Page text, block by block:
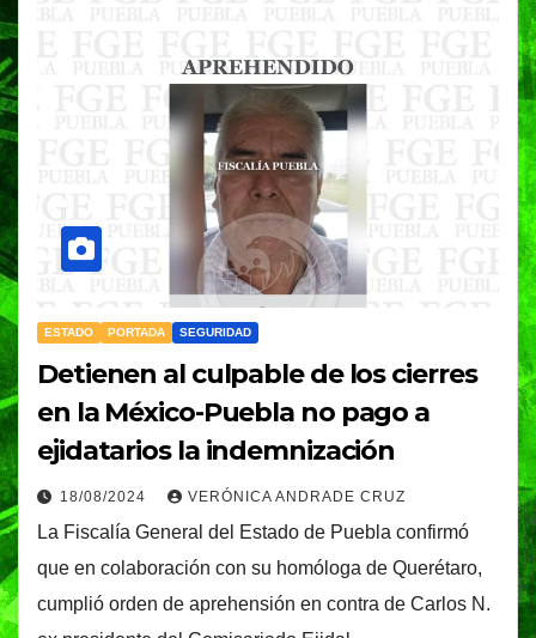
ESTADO PORTADA SEGURIDAD
Detienen al culpable de los cierres
en la México-Puebla no pago a
ejidatarios la indemnización
18/08/2024 VERÓNICA ANDRADE CRUZ
La Fiscalía General del Estado de Puebla confirmó
que en colaboración con su homóloga de Querétaro,
cumplió orden de aprehensión en contra de Carlos N.